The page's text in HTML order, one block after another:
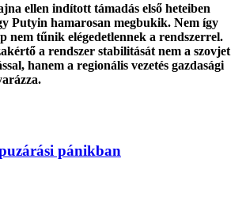
ellen indított támadás első heteiben
Putyin hamarosan megbukik. Nem így
nem tűnik elégedetlennek a rendszerrel.
a rendszer stabilitását nem a szovjet
hanem a regionális vezetés gazdasági
pánikban